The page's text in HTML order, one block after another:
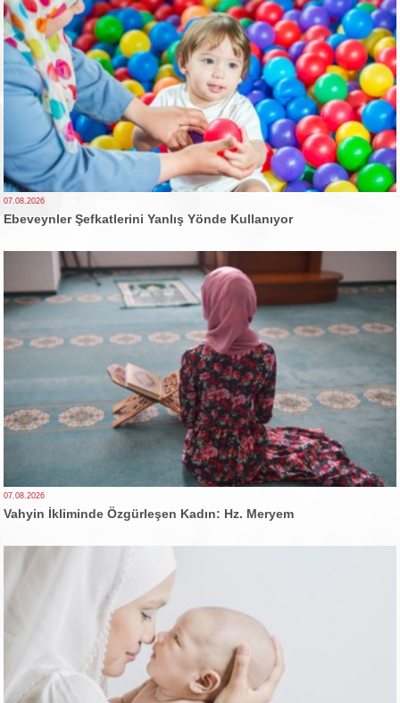
07.08.2026
Ebeveynler Şefkatlerini Yanlış Yönde Kullanıyor
07.08.2026
Vahyin İkliminde Özgürleşen Kadın: Hz. Meryem